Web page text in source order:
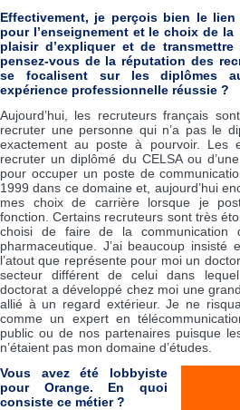
Effectivement, je perçois bien le
pour l’enseignement et le choix de
plaisir d’expliquer et de
pensez-vous de la réputation des
se focalisent sur les diplômes
expérience professionnelle réussie ?
Aujourd’hui, les recruteurs français
recruter une personne qui n’a pas le
exactement au poste à pourvoir. Les
recruter un diplômé du CELSA ou
pour occuper un poste de
1999 dans ce domaine et, aujourd’hui
mes choix de carrière lorsque je
fonction. Certains recruteurs sont très
choisi de faire de la communication
pharmaceutique. J’ai beaucoup insisté
l’atout que représente pour moi un
secteur différent de celui dans
doctorat a développé chez moi une
allié à un regard extérieur. Je ne
comme un expert en
public ou de nos partenaires puisque
n’étaient pas mon domaine d’études.
Vous avez été lobbyiste
pour Orange. En quoi
consiste ce métier ?